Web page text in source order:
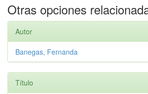
Otras opciones
Autor
Banegas, Fernanda
Título